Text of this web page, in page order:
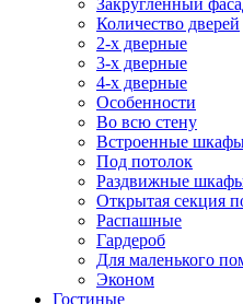
Закругленный
Количество дверей
2-х дверные
3-х дверные
4-х дверные
Особенности
Во всю стену
Встроенные
Под потолок
Раздвижные
Открытая секция
Распашные
Гардероб
Для маленького
Эконом
Гостиные